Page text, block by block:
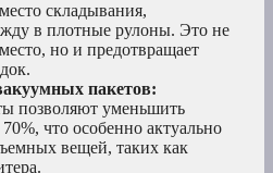
складывания,
в плотные рулоны. Это не
но и предотвращает
пакетов:
позволяют уменьшить
что особенно актуально
вещей, таких как